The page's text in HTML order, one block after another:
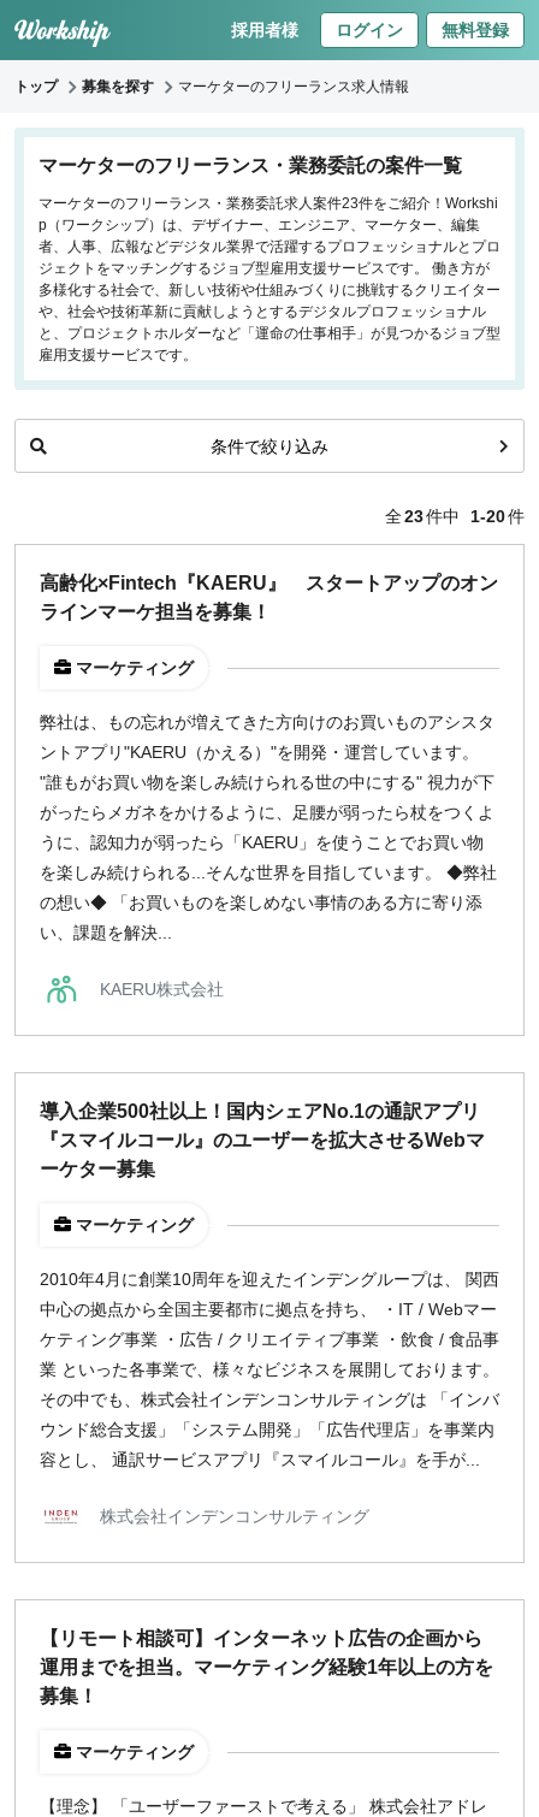
採用者様 ログイン 無料登録
トップ 募集を探す マーケターのフリーランス求人情報
マーケターのフリーランス・業務委託の案件一覧
マーケターのフリーランス・業務委託求人案件23件をご紹介！Workshi
p（ワークシップ）は、デザイナー、エンジニア、マーケター、編集
者、人事、広報などデジタル業界で活躍するプロフェッショナルとプロ
ジェクトをマッチングするジョブ型雇用支援サービスです。 働き方が
多様化する社会で、新しい技術や仕組みづくりに挑戦するクリエイター
や、社会や技術革新に貢献しようとするデジタルプロフェッショナル
と、プロジェクトホルダーなど「運命の仕事相手」が見つかるジョブ型
雇用支援サービスです。
条件で絞り込み
キーワードで探す
職種
フロントエンドエンジニア
バックエンドエンジニア
インフラエンジニア
iOS/Androidアプリエンジニア
データサイエンティスト
出社希望
新規事業
スタートアップ
土日週末OK
稼働時間
週5日
週2日
週1日
地域
東京
名古屋
京都
福岡
募集状況
募集中のみ表示
¥2,000 ¥3,000 ¥4,000 ¥5,000〜
全23件中 1-20件
高齢化×Fintech『KAERU』 スタートアップのオン
ラインマーケ担当を募集！
マーケティング
弊社は、もの忘れが増えてきた方向けのお買いものアシスタ
ントアプリ"KAERU（かえる）"を開発・運営しています。
"誰もがお買い物を楽しみ続けられる世の中にする" 視力が下
がったらメガネをかけるように、足腰が弱ったら杖をつくよ
うに、認知力が弱ったら「KAERU」を使うことでお買い物
を楽しみ続けられる...そんな世界を目指しています。 ◆弊社
の想い◆ 「お買いものを楽しめない事情のある方に寄り添
い、課題を解決...
KAERU株式会社
導入企業500社以上！国内シェアNo.1の通訳アプリ
『スマイルコール』のユーザーを拡大させるWebマ
ーケター募集
マーケティング
2010年4月に創業10周年を迎えたインデングループは、 関西
中心の拠点から全国主要都市に拠点を持ち、 ・IT / Webマー
ケティング事業 ・広告 / クリエイティブ事業 ・飲食 / 食品事
業 といった各事業で、様々なビジネスを展開しております。
その中でも、株式会社インデンコンサルティングは 「インバ
ウンド総合支援」「システム開発」「広告代理店」を事業内
容とし、 通訳サービスアプリ『スマイルコール』を手が...
株式会社インデンコンサルティング
【リモート相談可】インターネット広告の企画から
運用までを担当。マーケティング経験1年以上の方を
募集！
マーケティング
【理念】 「ユーザーファーストで考える」 株式会社アドレ